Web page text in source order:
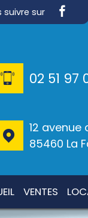
suivre sur
02 51 97
12
85460 La
VENTES